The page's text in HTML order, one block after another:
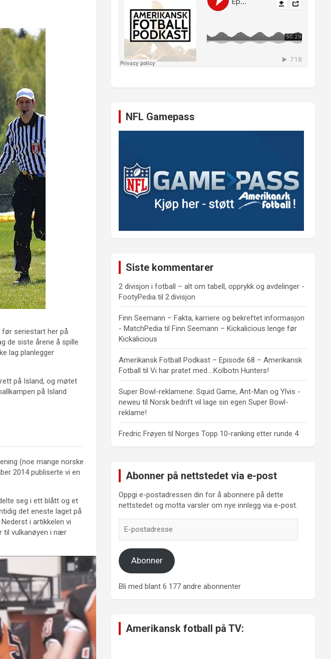
før seriestart her på
de siste årene å spille
lag planlegger
på Island, og møtet
på Island
(noe mange norske
2014 publiserte vi en
seg i ett blått og et
det eneste laget på
Nederst i artikkelen vi
til vulkanøyen i nær
NFL Gamepass
Siste kommentarer
2 divisjon i fotball – alt om tabell, opprykk og avdelinger -
FootyPedia til2.divisjon
Finn Seemann – Fakta, karriere og bekreftet informasjon
- MatchPedia tilFinn Seemann – Kickalicious lenge før
Kickalicious
Amerikansk Fotball Podkast – Episode 68 – Amerikansk
Fotball tilVi har pratet med….Kolbotn Hunters!
Super Bowl-reklamene: Squid Game, Ant-Man og Ylvis -
neweu tilNorsk bedrift vil lage sin egen Super Bowl-
reklame!
Fredric Frøyen tilNorges Topp 10-ranking etter runde 4
Abonner på nettstedet via e-post
Oppgi e-postadressen din for å abonnere på dette
nettstedet og motta varsler om nye innlegg via e-post.
postadresse
Abonner
Bli med blant 6 177 andre abonnenter
Amerikansk fotball på TV: